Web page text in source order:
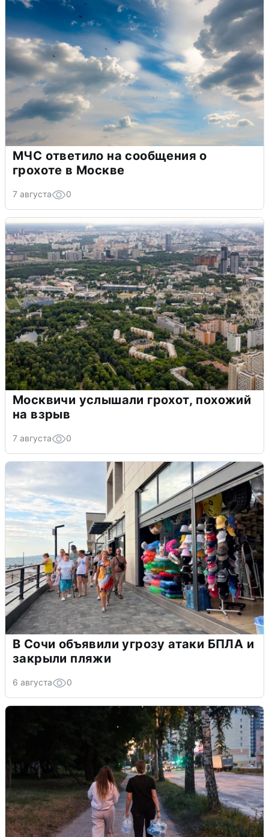
МЧС ответило на сообщения о
грохоте в Москве
7 августа 0
Москвичи услышали грохот, похожий
на взрыв
7 августа 0
В Сочи объявили угрозу атаки БПЛА и
закрыли пляжи
6 августа 0